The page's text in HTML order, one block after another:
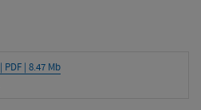
| PDF | 8.47 Mb